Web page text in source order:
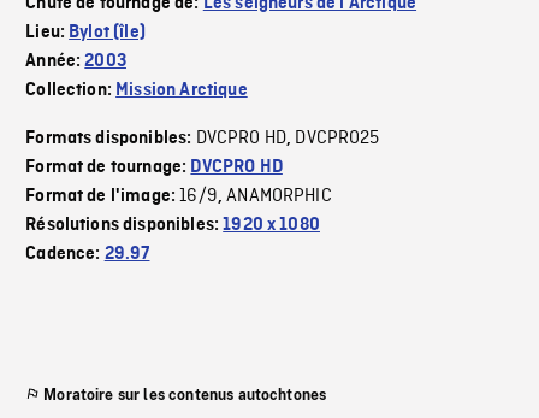
Lieu: Bylot (île)
Année:2003
Collection: Mission Arctique
Formats disponibles: DVCPRO HD, DVCPRO25
Format de tournage: DVCPRO HD
Format de l'image:16/9,ANAMORPHIC
Résolutions disponibles:1920 x 1080
Cadence: 29.97
Moratoire sur les contenus autochtones